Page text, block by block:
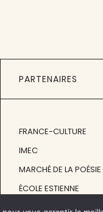
PARTENAIRES
FRANCE-CULTURE
IMEC
MARCHÉ DE LA POÉSIE
ÉCOLE ESTIENNE